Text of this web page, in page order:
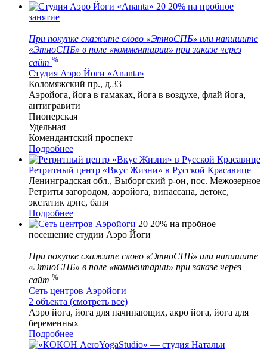
20 20% на пробное
занятие
При покупке скажите слово «ЭтноСПБ» или напишите
«ЭтноСПБ» в поле «комментарии» при заказе через
сайт %
Студия Аэро Йоги «Ananta»
Коломяжский пр., д.33
Аэройога, йога в гамаках, йога в воздухе, флай йога,
антигравити
Пионерская
Удельная
Комендантский проспект
Подробнее
Ретритный центр «Вкус Жизни» в Русской Красавице
Ленинградская обл., Выборгский р-он, пос. Межозерное
Ретриты загородом, аэройога, випассана, детокс,
экстатик дэнс, баня
Подробнее
20 20% на пробное
посещение студии Аэро Йоги
При покупке скажите слово «ЭтноСПБ» или напишите
«ЭтноСПБ» в поле «комментарии» при заказе через
сайт %
Сеть центров Аэройоги
2 объекта (смотреть все)
Аэро йога, йога для начинающих, акро йога, йога для
беременных
Подробнее